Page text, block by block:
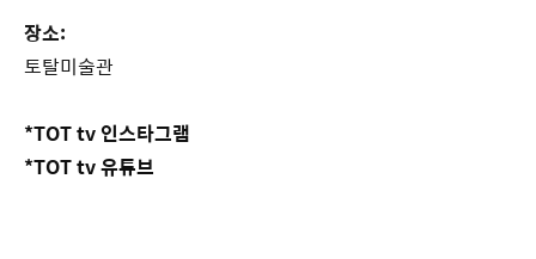
장소:
토탈미술관
*TOT tv 인스타그램
*TOT tv 유튜브